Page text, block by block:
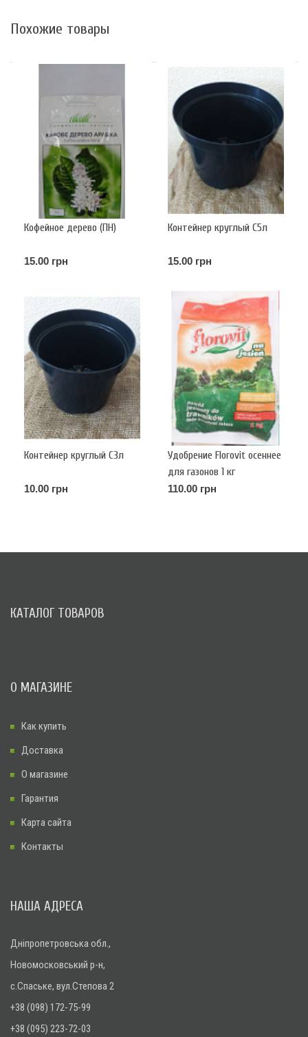
Похожие товары
Кофейное дерево (ПН)
15.00 грн
Контейнер круглый С5л
15.00 грн
Контейнер круглый С3л
10.00 грн
Удобрение Florovit осеннее
для газонов 1 кг
110.00 грн
КАТАЛОГ ТОВАРОВ
О МАГАЗИНЕ
Как купить
Доставка
О магазине
Гарантия
Карта сайта
Контакты
НАША АДРЕСА
Дніпропетровська обл.,
Новомосковський р-н,
с.Спаське, вул.Степова 2
+38 (098) 172-75-99
+38 (095) 223-72-03